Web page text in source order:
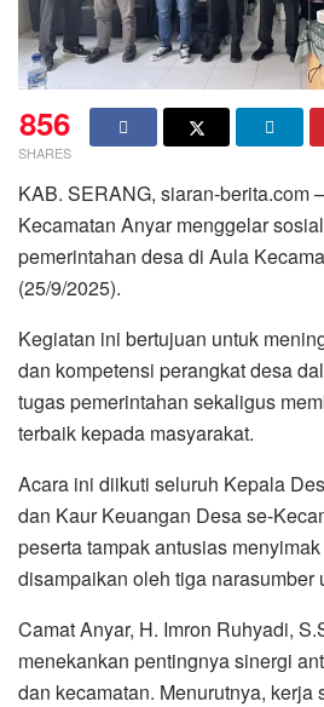
856
SHARES
KAB. SERANG, siaran-berita.com
Kecamatan Anyar menggelar
pemerintahan desa di Aula
(25/9/2025).
Kegiatan ini bertujuan untuk
dan kompetensi perangkat desa
tugas pemerintahan sekaligus
terbaik kepada masyarakat.
Acara ini diikuti seluruh Kepala
dan Kaur Keuangan Desa se-
peserta tampak antusias
disampaikan oleh tiga narasumber
Camat Anyar, H. Imron Ruhyadi,
menekankan pentingnya sinergi
dan kecamatan. Menurutnya, kerja